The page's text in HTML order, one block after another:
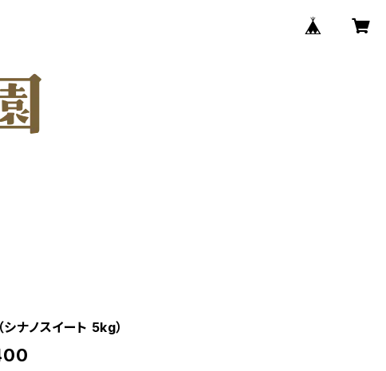
シナノスイート 5kg）